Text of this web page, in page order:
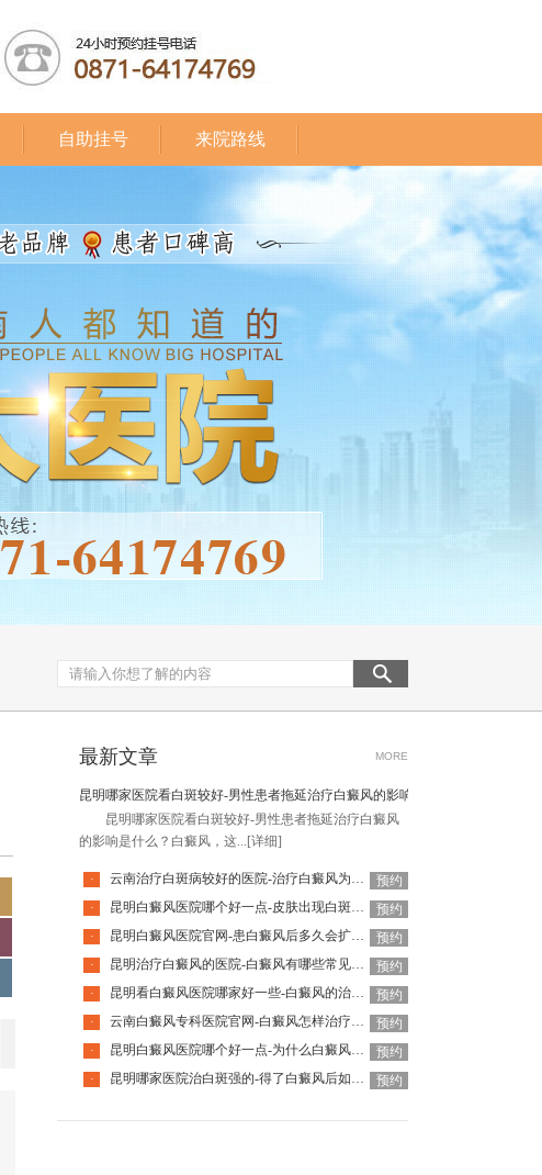
自助挂号 来院路线
最新文章 MORE
昆明哪家医院看白斑较好-男性患者拖延治疗白癜风的影响是什么
昆明哪家医院看白斑较好-男性患者拖延治疗白癜风
的影响是什么？白癜风，这... [详细]
· 云南治疗白斑病较好的医院-治疗白癜风为何如此难呢
预约
·
昆明白癜风医院哪个好一点-皮肤出现白斑会是白癜风吗
预约
·
昆明白癜风医院官网-患白癜风后多久会扩散呢
预约
·
昆明治疗白癜风的医院-白癜风有哪些常见谣言呢
预约
·
昆明看白癜风医院哪家好一些-白癜风的治疗要注意什么呢
预约
·
云南白癜风专科医院官网-白癜风怎样治疗才科学呢
预约
·
昆明白癜风医院哪个好一点-为什么白癜风治疗周期那么长呢
预约
·
昆明哪家医院治白斑强的-得了白癜风后如何调节心理问题呢 预约